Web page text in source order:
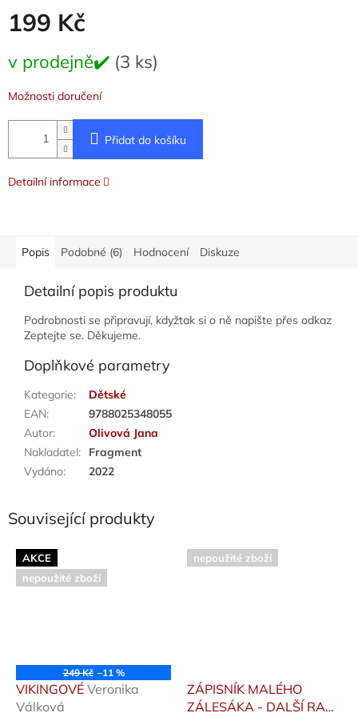
199 Kč
cena:
v prodejně✔️ (3 ks)
Možnosti doručení
Přidat do košíku
Detailní informace
Popis Podobné (6) Hodnocení Diskuze
Detailní popis produktu
Podrobnosti se připravují, kdyžtak si o ně napište přes odkaz
Zeptejte se. Děkujeme.
Doplňkové parametry
Kategorie:
Dětské
EAN:
9788025348055
Autor:
Olivová Jana
Nakladatel:
Fragment
Vydáno: 2022
Související produkty
AKCE
nepoužité zboží
249 Kč –11 %
VIKINGOVÉ Veronika
Válková
nepoužité zboží
ZÁPISNÍK MALÉHO
ZÁLESÁKA - DALŠÍ RADY